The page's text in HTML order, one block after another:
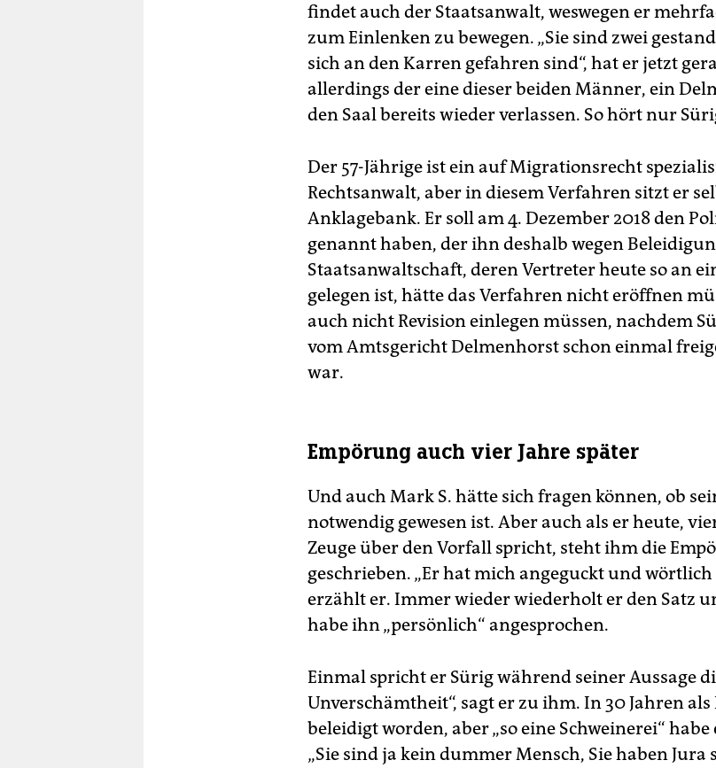
findet auch der Staatsanwalt, weswegen er
zum Einlenken zu bewegen. „Sie sind zwei
sich an den Karren gefahren sind“, hat er jetzt
allerdings der eine dieser beiden Männer, ein
den Saal bereits wieder verlassen. So hört nur
Der 57-Jährige ist ein auf Migrationsrecht
Rechtsanwalt, aber in diesem Verfahren sitzt er
Anklagebank. Er soll am 4. Dezember 2018 den
genannt haben, der ihn deshalb wegen
Staatsanwaltschaft, deren Vertreter heute so an
gelegen ist, hätte das Verfahren nicht eröffnen
auch nicht Revision einlegen müssen, nachdem
vom Amtsgericht Delmenhorst schon einmal
war.
Empörung auch vier Jahre später
Und auch Mark S. hätte sich fragen können, ob
notwendig gewesen ist. Aber auch als er heute,
Zeuge über den Vorfall spricht, steht ihm die
geschrieben. „Er hat mich angeguckt und wörtlich
erzählt er. Immer wieder wiederholt er den Satz
habe ihn „persönlich“ angesprochen.
Einmal spricht er Sürig während seiner Aussage
Unverschämtheit“, sagt er zu ihm. In 30 Jahren
beleidigt worden, aber „so eine Schweinerei“
„Sie sind ja kein dummer Mensch, Sie haben Jura